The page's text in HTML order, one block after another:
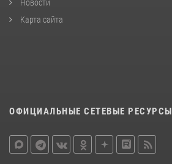
Новости
Карта сайта
ОФИЦИАЛЬНЫЕ СЕТЕВЫЕ РЕСУРСЫ